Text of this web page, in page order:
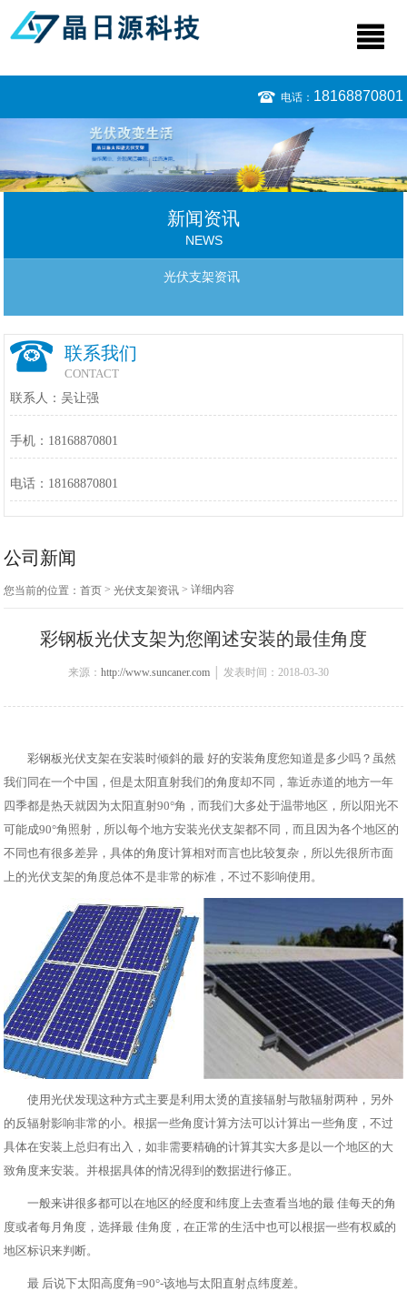
电话： 18168870801
新闻资讯
NEWS
光伏支架资讯
联系我们
CONTACT
联系人：吴让强
手机：18168870801
电话：18168870801
公司新闻
您当前的位置：首页 >光伏支架资讯 > 详细内容
彩钢板光伏支架为您阐述安装的最佳角度
来源： http://www.suncaner.com│ 发表时间：2018-03-30
彩钢板光伏支架在安装时倾斜的最 好的安装角度您知道是多少吗？虽然
我们同在一个中国，但是太阳直射我们的角度却不同，靠近赤道的地方一年
四季都是热天就因为太阳直射90°角，而我们大多处于温带地区，所以阳光不
可能成90°角照射，所以每个地方安装光伏支架都不同，而且因为各个地区的
不同也有很多差异，具体的角度计算相对而言也比较复杂，所以先很所市面
上的光伏支架的角度总体不是非常的标准，不过不影响使用。
使用光伏发现这种方式主要是利用太烫的直接辐射与散辐射两种，另外
的反辐射影响非常的小。根据一些角度计算方法可以计算出一些角度，不过
具体在安装上总归有出入，如非需要精确的计算其实大多是以一个地区的大
致角度来安装。并根据具体的情况得到的数据进行修正。
一般来讲很多都可以在地区的经度和纬度上去查看当地的最 佳每天的角
度或者每月角度，选择最 佳角度，在正常的生活中也可以根据一些有权威的
地区标识来判断。
最 后说下太阳高度角=90°-该地与太阳直射点纬度差。